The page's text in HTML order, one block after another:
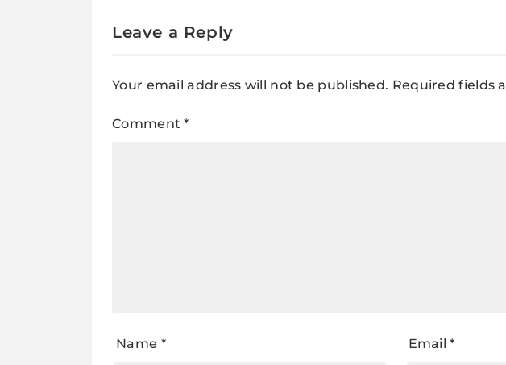
Leave a Reply
Your email address will not be published. Required fields
Comment*
Name * Email*